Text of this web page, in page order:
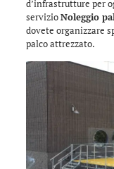
d’infrastrutture per
servizioNoleggio
dovete organizzare
palco attrezzato.